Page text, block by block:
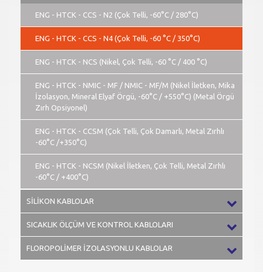
ENG - HTCK - CCS - N2 (Çok Telli, -60°C / 280°C)
ENG - HTCK - CCS - N4 (Çok Telli, -60 °C / 350°C)
ENG - HTCK - NCS (Nikel, Çok Telli, -60 °C / 400 °C)
ENG - HTCK - NMIC - MF / NMIC - MF/M (Nikel İletken, Mika
İzolasyon, Mineral Elyaf Örgü, -60°C / +550°C) (Metal Örgü
Zırh Opsiyonel)
ENG - HTCK - CCSM (Çok Telli, Çok Damarlı, Metal Zırhlı
-60°C /+350°C)
ENG - HTCK - NCSM (Nikel İletken, Çok Telli, Metal Zırhlı
-60°C / +400°C)
SİLİKON KABLOLAR
SICAKLIK ÖLÇÜM VE KONTROL KABLOLARI
FLOROPOLİMER İZOLASYONLU KABLOLAR